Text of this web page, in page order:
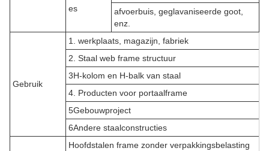
es
afvoerbuis, geglavaniseerde goot,
enz.
Gebruik
1. werkplaats, magazijn, fabriek
2. Staal web frame structuur
3H-kolom en H-balk van staal
4. Producten voor portaalframe
5Gebouwproject
6Andere staalconstructies
Hoofdstalen frame zonder verpakkingsbelasting